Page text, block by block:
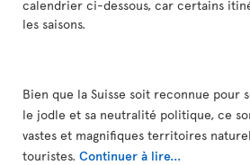
calendrier ci-dessous, car certains
les saisons.
Bien que la Suisse soit reconnue pour
le jodle et sa neutralité politique, ce
vastes et magnifiques territoires
touristes. Continuer à lire...